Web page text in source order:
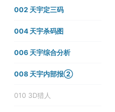
002 天宇定三码
004 天宇杀码图
006 天宇综合分析
008 天宇内部报②
010 3D猎人